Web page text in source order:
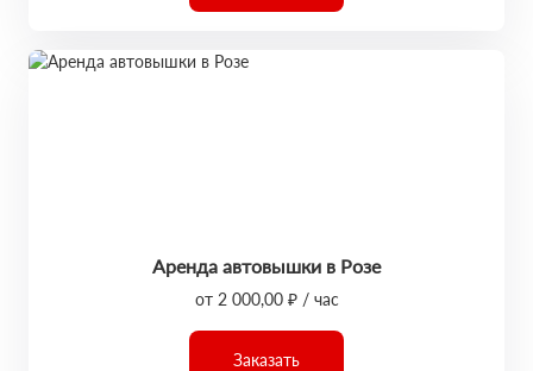
Аренда автовышки в Розе
от 2 000,00 ₽ / час
Заказать